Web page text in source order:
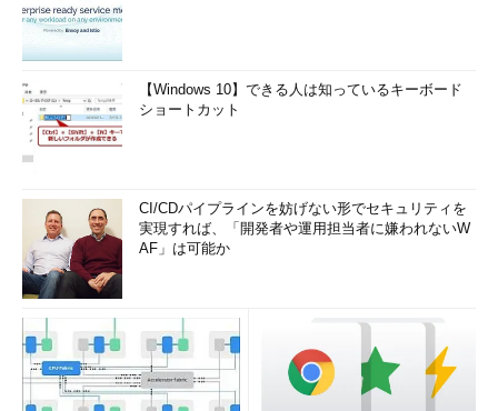
【Windows 10】できる人は知っているキーボード
ショートカット
CI/CDパイプラインを妨げない形でセキュリティを
実現すれば、「開発者や運用担当者に嫌われないW
AF」は可能か